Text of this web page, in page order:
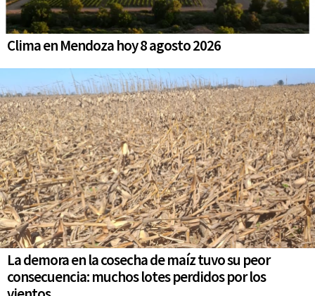
Clima en Mendoza hoy 8 agosto 2026
La demora en la cosecha de maíz tuvo su peor
consecuencia: muchos lotes perdidos por los